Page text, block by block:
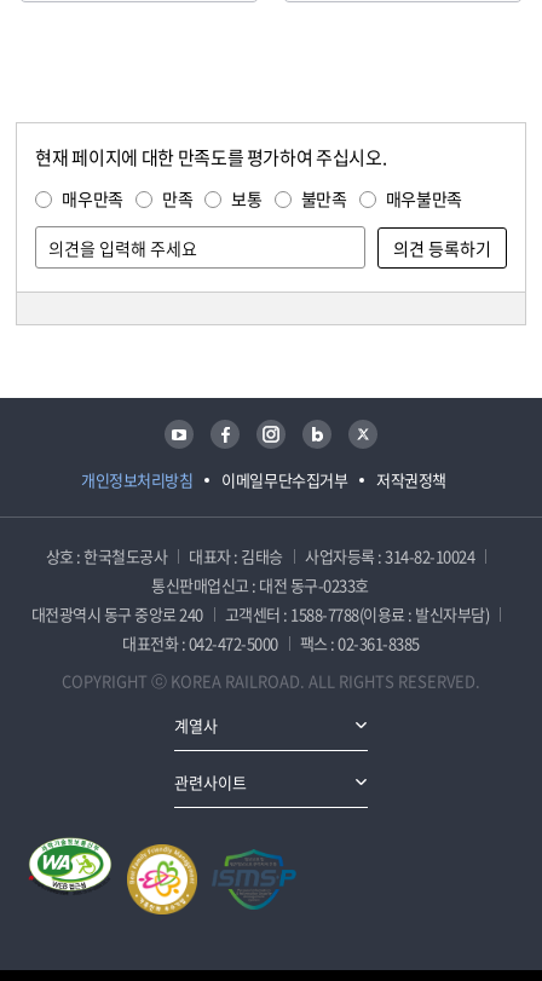
현재 페이지에 대한 만족도를 평가하여 주십시오.
매우만족 만족 보통 불만족 매우불만족
개인정보처리방침 이메일무단수집거부 저작권정책
유튜브 페이스북 인스타그램 블로그 트위터
상호 : 한국철도공사 대표자 : 김태승
사업자등록 : 314-82-10024
통신판매업신고 : 대전 동구-0233호
대전광역시 동구 중앙로 240
고객센터 : 1588-7788(이용료 : 발신자부담)
대표전화 : 042-472-5000
팩스 : 02-361-8385
COPYRIGHT ⓒ KOREA RAILROAD. ALL RIGHTS RESERVED.
계열사
관련사이트